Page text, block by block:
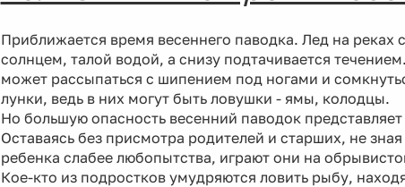
Приближается время весеннего паводка. Лед на реках
солнцем, талой водой, а снизу подтачивается
может рассыпаться с шипением под ногами и
лунки, ведь в них могут быть ловушки - ямы, колодцы.
Но большую опасность весенний паводок представляет
Оставаясь без присмотра родителей и старших, не
ребенка слабее любопытства, играют они на
Кое-кто из подростков умудряются ловить рыбу,